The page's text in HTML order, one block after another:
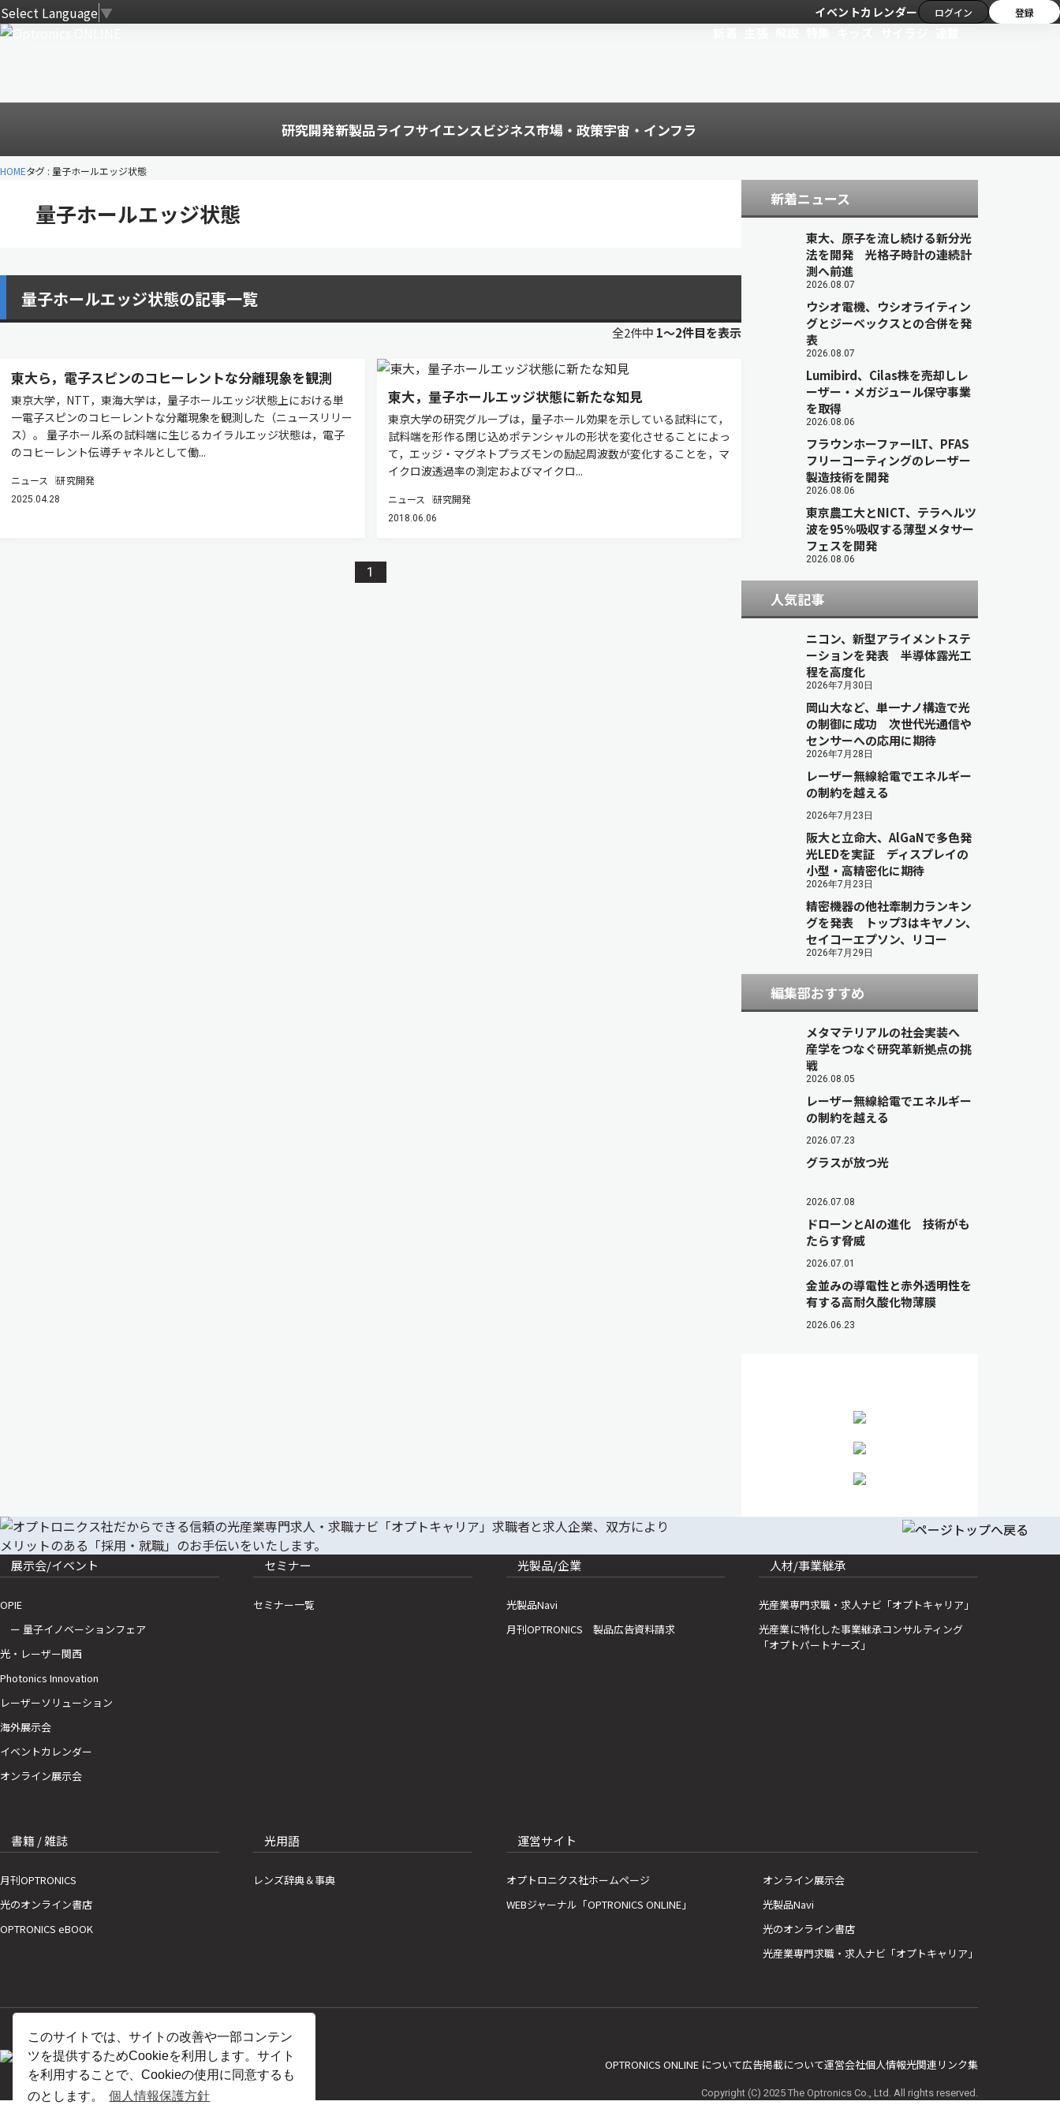
このサイトでは、サイトの改善や一部コンテン
ツを提供するためCookieを利用します。サイト
を利用することで、Cookieの使用に同意するも
のとします。
個人情報保護方針
Select Language▼ イベントカレンダー ログイン 登録
研究開発新製品ライフサイエンスビジネス市場・政策宇宙・インフラ
HOMEタグ : 量子ホールエッジ状態
量子ホールエッジ状態
量子ホールエッジ状態の記事一覧
全2件中 1〜2件目を表示
東大ら，電子スピンのコヒーレントな分離現象を観測
東京大学，NTT，東海大学は，量子ホールエッジ状態上における単
一電子スピンのコヒーレントな分離現象を観測した（ニュースリリー
ス）。 量子ホール系の試料端に生じるカイラルエッジ状態は，電子
のコヒーレント伝導チャネルとして働...
ニュース 研究開発
2025.04.28
東大，量子ホールエッジ状態に新たな知見
東京大学の研究グループは，量子ホール効果を示している試料にて，
試料端を形作る閉じ込めポテンシャルの形状を変化させることによっ
て，エッジ・マグネトプラズモンの励起周波数が変化することを，マ
イクロ波透過率の測定およびマイクロ...
ニュース 研究開発
2018.06.06
1
新着ニュース
東大、原子を流し続ける新分光
法を開発 光格子時計の連続計
測へ前進
2026.08.07
ウシオ電機、ウシオライティン
グとジーベックスとの合併を発
表
2026.08.07
Lumibird、Cilas株を売却しレ
ーザー・メガジュール保守事業
を取得
2026.08.06
フラウンホーファーILT、PFAS
フリーコーティングのレーザー
製造技術を開発
2026.08.06
東京農工大とNICT、テラヘルツ
波を95％吸収する薄型メタサー
フェスを開発
2026.08.06
人気記事
ニコン、新型アライメントステ
ーションを発表 半導体露光工
程を高度化
2026年7月30日
岡山大など、単一ナノ構造で光
の制御に成功 次世代光通信や
センサーへの応用に期待
2026年7月28日
レーザー無線給電でエネルギー
の制約を越える
2026年7月23日
阪大と立命大、AlGaNで多色発
光LEDを実証 ディスプレイの
小型・高精密化に期待
2026年7月23日
精密機器の他社牽制力ランキン
グを発表 トップ3はキヤノン、
セイコーエプソン、リコー
2026年7月29日
編集部おすすめ
メタマテリアルの社会実装へ
産学をつなぐ研究革新拠点の挑
戦
2026.08.05
レーザー無線給電でエネルギー
の制約を越える
2026.07.23
グラスが放つ光
2026.07.08
ドローンとAIの進化 技術がも
たらす脅威
2026.07.01
金並みの導電性と赤外透明性を
有する高耐久酸化物薄膜
2026.06.23
展示会/イベント
OPIE
ー 量子イノベーションフェア
光・レーザー関西
Photonics Innovation
レーザーソリューション
海外展示会
イベントカレンダー
オンライン展示会
セミナー
セミナー一覧
光製品/企業
光製品Navi
月刊OPTRONICS 製品広告資料請求
人材/事業継承
光産業専門求職・求人ナビ「オプトキャリア」
光産業に特化した事業継承コンサルティング
「オプトパートナーズ」
書籍 / 雑誌
月刊OPTRONICS
光のオンライン書店
OPTRONICS eBOOK
光用語
レンズ辞典＆事典
運営サイト
オプトロニクス社ホームページ
WEBジャーナル「OPTRONICS ONLINE」
オンライン展示会
光製品Navi
光のオンライン書店
光産業専門求職・求人ナビ「オプトキャリア」
OPTRONICS ONLINE について広告掲載について運営会社個人情報光関連リンク集
Copyright (C) 2025 The Optronics Co., Ltd. All rights reserved.